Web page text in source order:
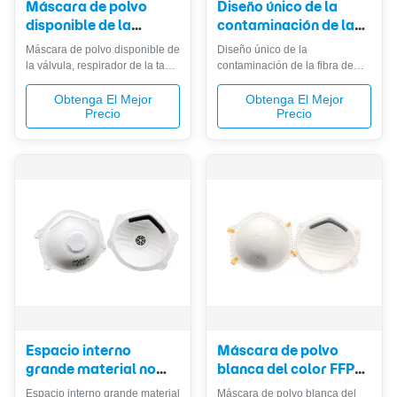
Máscara de polvo
disponible de la
válvula, respirador de
la taza de la máscara
de FFP1V para la
comida Processin
Máscara de polvo disponible de
la válvula, respirador de la taza
de la máscara de FFP1V para
la comida Processin 1 .
Descripciones: La máscara
segura, respirable, e
de buena ...
Obtenga El Mejor
Precio
Diseño único de la
contaminación de la
fibra de vidrio de
polvo de la máscara
de la alta eficacia anti
libre del filtro
Diseño único de la
contaminación de la fibra de
vidrio de polvo de la máscara
de la alta eficacia anti libre del
filtro 1 . Descripciones: 1.
Diseño único: La correa
filtración - nuestras ...
Obtenga El Mejor
Precio
Espacio interno
grande material no
tejido anti de la tela de
Espacio interno grande material
Máscara de polvo
blanca del color FFP2,
máscara de FFP2 Nr D
Máscara de polvo blanca del